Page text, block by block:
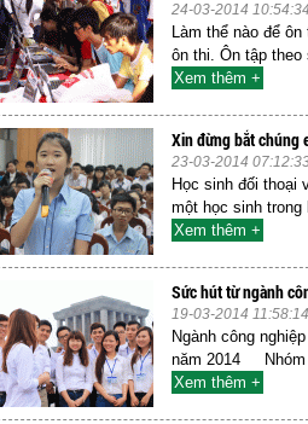
24-03-2014 10:54:34
Làm thể nào để
ôn thi. Ôn tập
Xem thêm +
Xin đừng bắt chúng
23-03-2014
Học sinh đối
một học sinh
Xem thêm +
Sức hút từ ngành
19-03-2014 11:58:14
Ngành công
năm 2014 Nhóm
Xem thêm +